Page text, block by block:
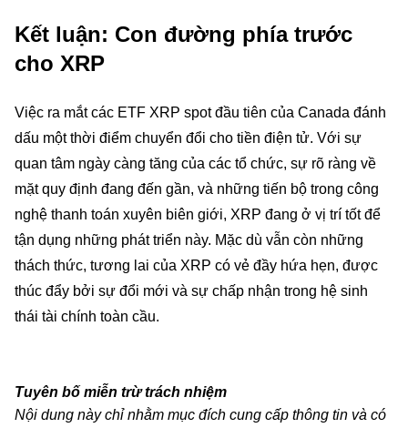
Kết luận: Con đường phía trước
cho XRP
Việc ra mắt các ETF XRP spot đầu tiên của Canada đánh
dấu một thời điểm chuyển đổi cho tiền điện tử. Với sự
quan tâm ngày càng tăng của các tổ chức, sự rõ ràng về
mặt quy định đang đến gần, và những tiến bộ trong công
nghệ thanh toán xuyên biên giới, XRP đang ở vị trí tốt để
tận dụng những phát triển này. Mặc dù vẫn còn những
thách thức, tương lai của XRP có vẻ đầy hứa hẹn, được
thúc đẩy bởi sự đổi mới và sự chấp nhận trong hệ sinh
thái tài chính toàn cầu.
Tuyên bố miễn trừ trách nhiệm
Nội dung này chỉ nhằm mục đích cung cấp thông tin và có